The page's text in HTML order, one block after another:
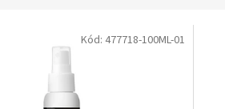
Kód: 477718-100ML-01